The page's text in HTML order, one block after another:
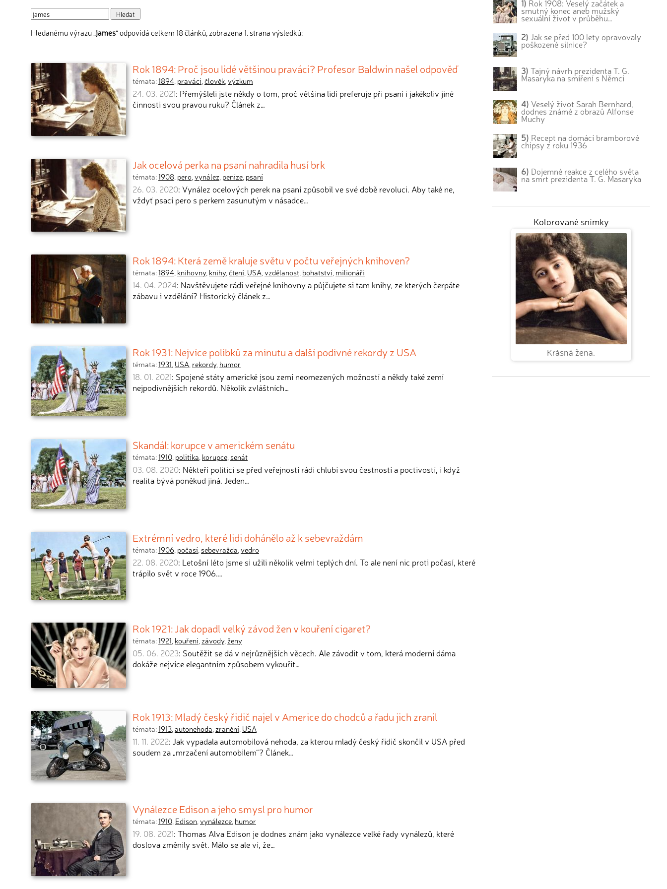
Hledanému výrazu „james“ odpovídá celkem 18 článků, zobrazena 1. strana výsledků:
Rok 1894: Proč jsou lidé většinou praváci? Profesor Baldwin našel odpověď
témata:1894, praváci,člověk,výzkum
24. 03. 2021: Přemýšleli jste někdy o tom, proč většina lidí preferuje při psaní i jakékoliv jiné
činnosti svou pravou ruku? Článek z…
Jak ocelová perka na psaní nahradila husí brk
témata:1908, pero,vynález, peníze, psaní
26. 03. 2020: Vynález ocelových perek na psaní způsobil ve své době revoluci. Aby také ne,
vždyť psací pero s perkem zasunutým v násadce…
Rok 1894: Která země kraluje světu v počtu veřejných knihoven?
témata:1894, knihovny, knihy,čtení, USA,vzdělanost, bohatství, milionáři
14. 04. 2024: Navštěvujete rádi veřejné knihovny a půjčujete si tam knihy, ze kterých čerpáte
zábavu i vzdělání? Historický článek z…
Rok 1931: Nejvíce polibků za minutu a další podivné rekordy z USA
témata:1931, USA, rekordy, humor
18. 01. 2021: Spojené státy americké jsou zemí neomezených možností a někdy také zemí
nejpodivnějších rekordů. Několik zvláštních…
Skandál: korupce v americkém senátu
témata:1910, politika, korupce, senát
03. 08. 2020: Někteří politici se před veřejností rádi chlubí svou čestností a poctivostí, i když
realita bývá poněkud jiná. Jeden…
Extrémní vedro, které lidi dohánělo až k sebevraždám
témata:1906, počasí, sebevražda,vedro
22. 08. 2020: Letošní léto jsme si užili několik velmi teplých dní. To ale není nic proti počasí, které
trápilo svět v roce 1906.…
Rok 1921: Jak dopadl velký závod žen v kouření cigaret?
témata:1921, kouření, závody, ženy
05. 06. 2023: Soutěžit se dá v nejrůznějších věcech. Ale závodit v tom, která moderní dáma
dokáže nejvíce elegantním způsobem vykouřit…
Rok 1913: Mladý český řidič najel v Americe do chodců a řadu jich zranil
témata:1913,autonehoda, zranění, USA
11. 11. 2022: Jak vypadala automobilová nehoda, za kterou mladý český řidič skončil v USA před
soudem za „mrzačení automobilem“? Článek…
Vynálezce Edison a jeho smysl pro humor
témata:1910, Edison,vynálezce, humor
19. 08. 2021: Thomas Alva Edison je dodnes znám jako vynálezce velké řady vynálezů, které
doslova změnily svět. Málo se ale ví, že…
1) Rok 1908: Veselý začátek a
smutný konec aneb mužský
sexuální život v průběhu…
2) Jak se před 100 lety opravovaly
poškozené silnice?
3) Tajný návrh prezidenta T. G.
Masaryka na smíření s Němci
4) Veselý život Sarah Bernhard,
dodnes známé z obrazů Alfonse
Muchy
5) Recept na domácí bramborové
chipsy z roku 1936
6) Dojemné reakce z celého světa
na smrt prezidenta T. G. Masaryka
Kolorované snímky
Krásná žena.